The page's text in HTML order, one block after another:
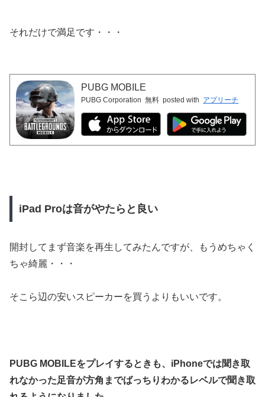
それだけで満足です・・・
PUBG MOBILE
PUBG Corporation 無料 posted with アプリーチ
iPad Proは音がやたらと良い
開封してまず音楽を再生してみたんですが、もうめちゃく
ちゃ綺麗・・・
そこら辺の安いスピーカーを買うよりもいいです。
PUBG MOBILEをプレイするときも、iPhoneでは聞き取
れなかった足音が方角までばっちりわかるレベルで聞き取